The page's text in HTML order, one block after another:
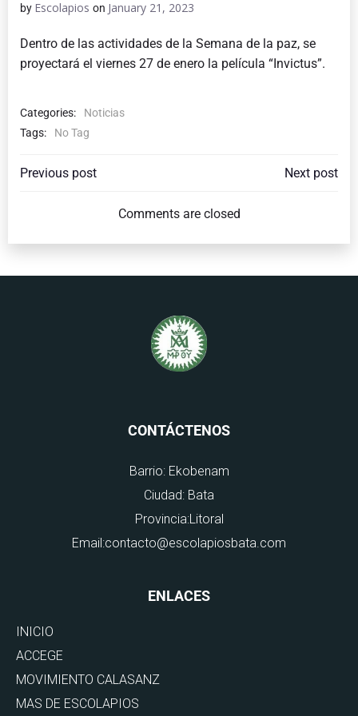
by Escolapios on January 21, 2023
Dentro de las actividades de la Semana de la paz, se
proyectará el viernes 27 de enero la película “Invictus”.
Categories:
Noticias
Tags:
No Tag
POST
NAVIGATION
Previous post Next post
Comments are closed
CONTÁCTENOS
Barrio: Ekobenam
Ciudad: Bata
Provincia:Litoral
Email:contacto@escolapiosbata.com
ENLACES
INICIO
ACCEGE
MOVIMIENTO CALASANZ
MAS DE ESCOLAPIOS